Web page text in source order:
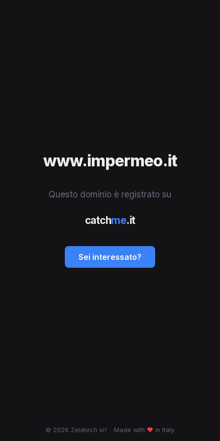
www.impermeo.it
Questo dominio è registrato su
catchme.it
Sei interessato?
© 2026 Zelatech srl · Made with ♥ in Italy